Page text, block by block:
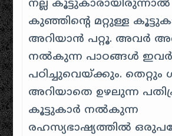
നല്ല കൂട്ടുകാരായിരുന്നാൽ
കുഞ്ഞിന്റെ മറ്റുള്ള
അറിയാൻ പറ്റൂ. അവർ
നൽകുന്ന പാഠങ്ങൾ ഇവർ
പഠിച്ചുവെയ്ക്കും. തെറ്റും
അറിയാതെ ഉഴലുന്ന
കൂട്ടുകാർ നൽകുന്ന
രഹസ്യഭാഷ്യത്തിൽ